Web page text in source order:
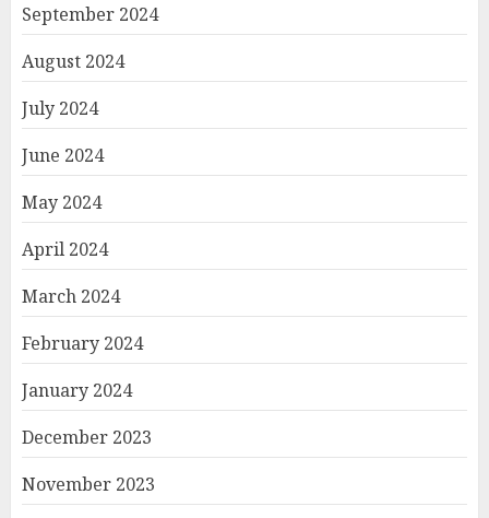
September 2024
August 2024
July 2024
June 2024
May 2024
April 2024
March 2024
February 2024
January 2024
December 2023
November 2023